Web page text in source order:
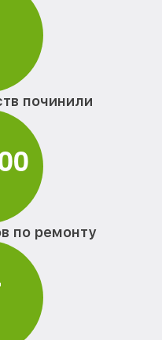
починили
0
по ремонту